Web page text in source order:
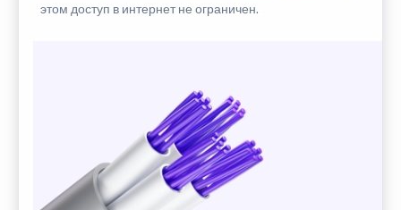
этом доступ в интернет не ограничен.